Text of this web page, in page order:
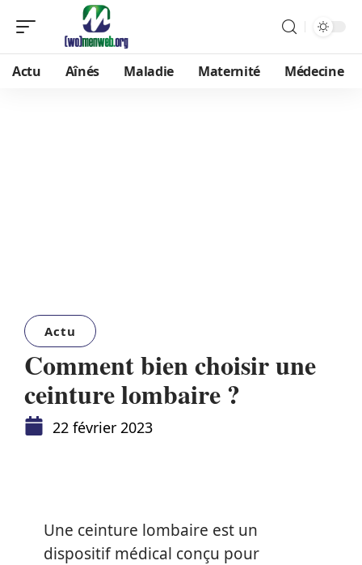
Actu Aînés Maladie Maternité Médecine
Actu
Comment bien choisir une
ceinture lombaire ?
22 février 2023
Une ceinture lombaire est un
dispositif médical conçu pour